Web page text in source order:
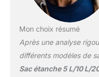
Mon choix résumé
Après une analyse
différents modèles de
Sac étanche 5 L/10 L/